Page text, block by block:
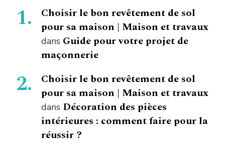
Choisir le bon revêtement de sol
pour sa maison | Maison et travaux
dans Guide pour votre projet de
maçonnerie
Choisir le bon revêtement de sol
pour sa maison | Maison et travaux
dans Décoration des pièces
intérieures : comment faire pour la
réussir ?